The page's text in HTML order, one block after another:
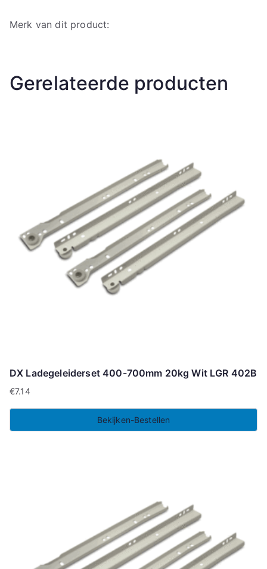
Merk van dit product:
Gerelateerde producten
DX Ladegeleiderset 400-700mm 20kg Wit LGR 402B
€7.14
Bekijken-Bestellen